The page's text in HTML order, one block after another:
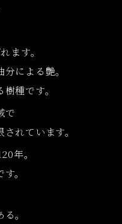
ます。
による艶。
種です。
で
れています。
年。
。
。